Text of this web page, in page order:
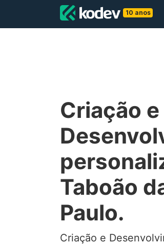
10 anos
Criação e
Taboão
Paulo.
Criação e